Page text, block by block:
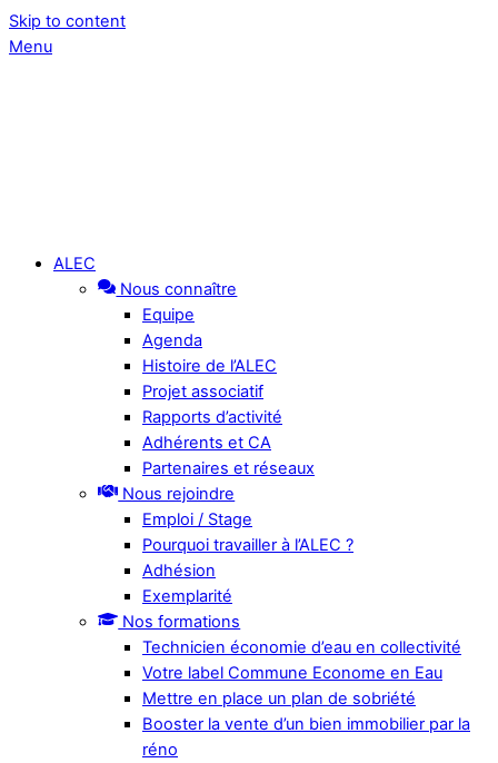
Skip to content
Menu
ALEC
Nous connaître
Equipe
Agenda
Histoire de l’ALEC
Projet associatif
Rapports d’activité
Adhérents et CA
Partenaires et réseaux
Nous rejoindre
Emploi / Stage
Pourquoi travailler à l’ALEC ?
Adhésion
Exemplarité
Nos formations
Technicien économie d’eau en collectivité
Votre label Commune Econome en Eau
Mettre en place un plan de sobriété
Booster la vente d’un bien immobilier par la
réno